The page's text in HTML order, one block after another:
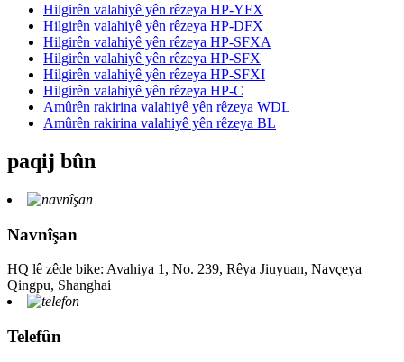
Hilgirên valahiyê yên rêzeya HP-YFX
Hilgirên valahiyê yên rêzeya HP-DFX
Hilgirên valahiyê yên rêzeya HP-SFXA
Hilgirên valahiyê yên rêzeya HP-SFX
Hilgirên valahiyê yên rêzeya HP-SFXI
Hilgirên valahiyê yên rêzeya HP-C
Amûrên rakirina valahiyê yên rêzeya WDL
Amûrên rakirina valahiyê yên rêzeya BL
paqij bûn
Navnîşan
HQ lê zêde bike: Avahiya 1, No. 239, Rêya Jiuyuan, Navçeya
Qingpu, Shanghai
Telefûn